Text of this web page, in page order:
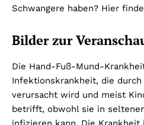
Schwangere haben? Hier
Bilder zur
Die Hand-Fuß-Mund-
Infektionskrankheit, die
verursacht wird und meist
betrifft, obwohl sie in